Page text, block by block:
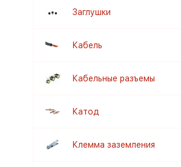
Заглушки
Кабель
Кабельные разъемы
Катод
Клемма заземления